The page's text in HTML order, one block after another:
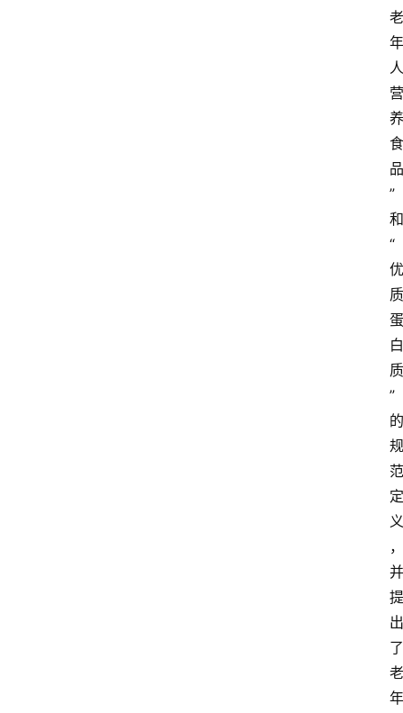
老
年
人
营
养
食
品
”
和
“
优
质
蛋
白
质
”
的
规
范
定
义
，
并
提
出
了
老
年